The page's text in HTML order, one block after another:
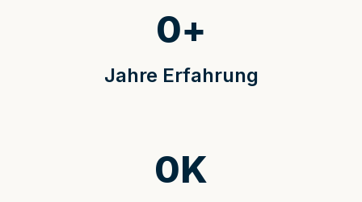
Jahre Erfahrung
0+
0K